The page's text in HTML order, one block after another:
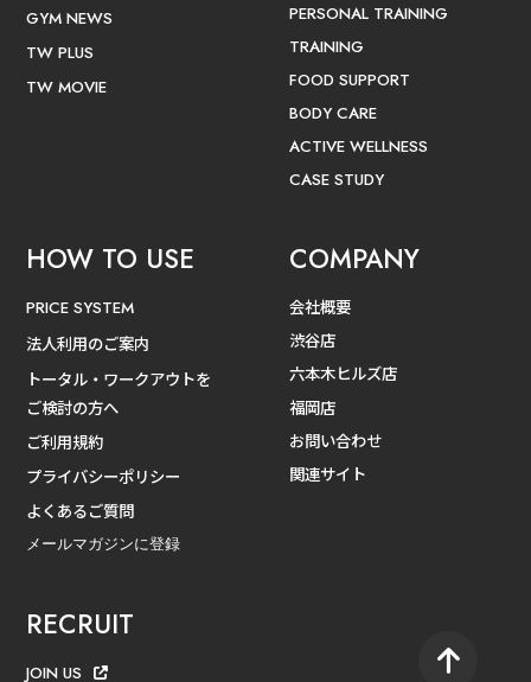
GYM NEWS
TW PLUS
TW MOVIE
PERSONAL TRAINING
TRAINING
FOOD SUPPORT
BODY CARE
ACTIVE WELLNESS
CASE STUDY
HOW TO USE
PRICE SYSTEM
法人利用のご案内
トータル・ワークアウトを
ご検討の方へ
ご利用規約
プライバシーポリシー
よくあるご質問
メールマガジンに登録
COMPANY
会社概要
渋谷店
六本木ヒルズ店
福岡店
お問い合わせ
関連サイト
RECRUIT
JOIN US